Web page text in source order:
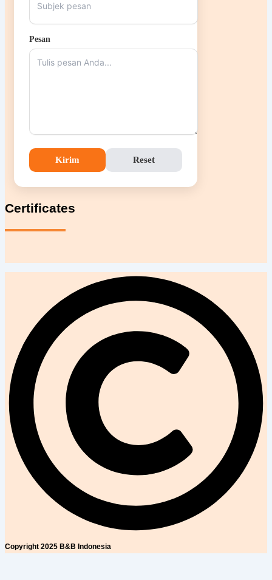
Pesan
Kirim Reset
Certificates
Copyright 2025 B&B Indonesia